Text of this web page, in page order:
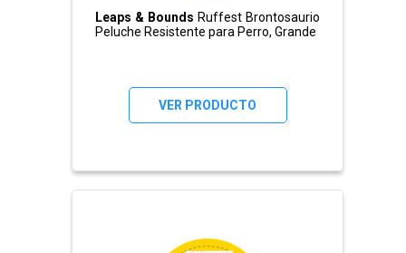
Leaps & Bounds Ruffest Brontosaurio
Peluche Resistente para Perro, Grande
VER PRODUCTO